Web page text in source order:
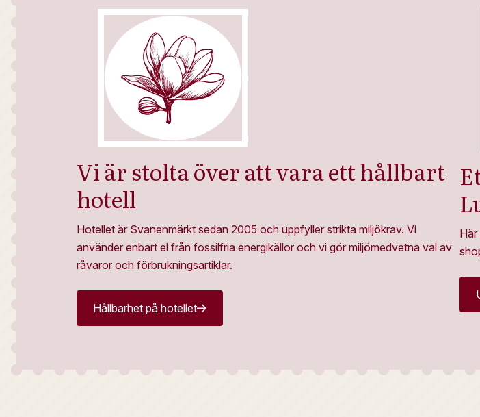
Vi är stolta över att vara ett hållbart
hotell
Hotellet är Svanenmärkt sedan 2005 och uppfyller strikta miljökrav. Vi
använder enbart el från fossilfria energikällor och vi gör miljömedvetna val av
råvaror och förbrukningsartiklar.
Hållbarhet på hotellet